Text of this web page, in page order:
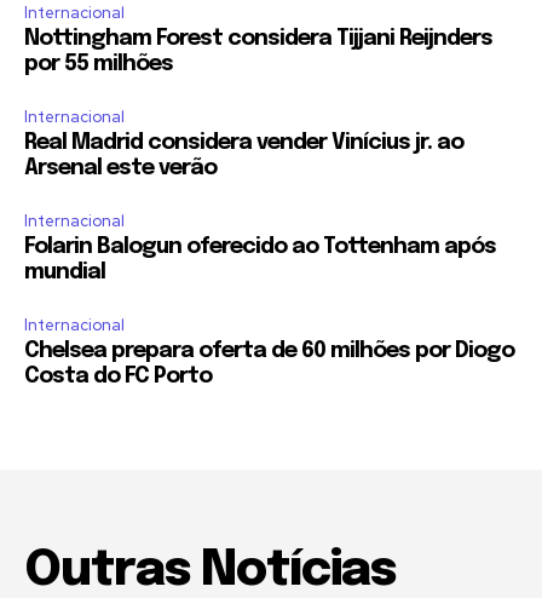
Internacional
Nottingham Forest considera Tijjani Reijnders
por 55 milhões
Internacional
Real Madrid considera vender Vinícius jr. ao
Arsenal este verão
Internacional
Folarin Balogun oferecido ao Tottenham após
mundial
Internacional
Chelsea prepara oferta de 60 milhões por Diogo
Costa do FC Porto
Outras Notícias